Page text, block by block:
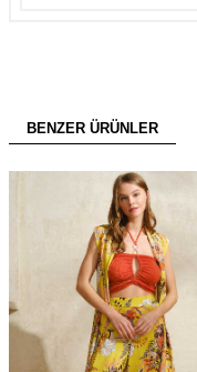
BENZER ÜRÜNLER